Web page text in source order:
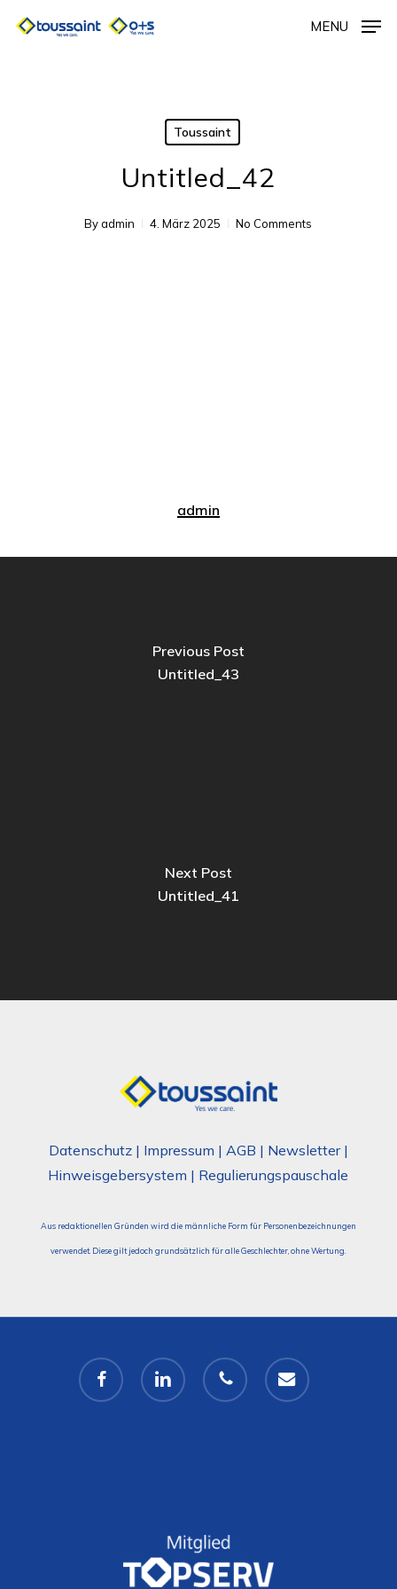
MENU
Toussaint
Untitled_42
By admin 4. März 2025 No Comments
admin
Previous Post
Untitled_43
Next Post
Untitled_41
Datenschutz| Impressum | AGB | Newsletter|
Hinweisgebersystem | Regulierungspauschale
Aus redaktionellen Gründen wird die männliche Form für Personenbezeichnungen
verwendet. Diese gilt jedoch grundsätzlich für alle Geschlechter, ohne Wertung.
facebook linkedin phone email